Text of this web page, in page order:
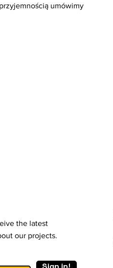
umówimy
the latest
our projects.